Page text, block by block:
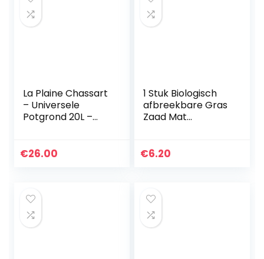
La Plaine Chassart
– Universele
Potgrond 20L –
Buitenplanten –
€26.00
1 Stuk Biologisch
afbreekbare Gras
Zaad Mat
Gazon Achtertuin
€6.20